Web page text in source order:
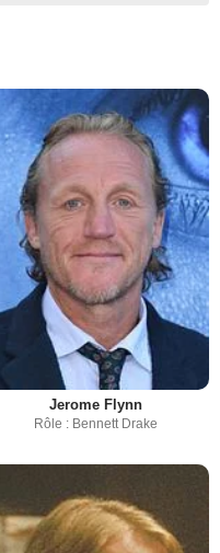
Jerome Flynn
Rôle : Bennett Drake